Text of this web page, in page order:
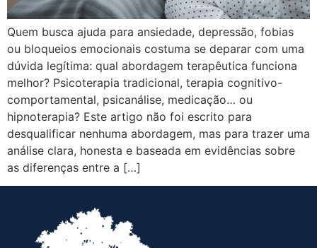
Quem busca ajuda para ansiedade, depressão, fobias
ou bloqueios emocionais costuma se deparar com uma
dúvida legítima: qual abordagem terapêutica funciona
melhor? Psicoterapia tradicional, terapia cognitivo-
comportamental, psicanálise, medicação… ou
hipnoterapia? Este artigo não foi escrito para
desqualificar nenhuma abordagem, mas para trazer uma
análise clara, honesta e baseada em evidências sobre
as diferenças entre a […]